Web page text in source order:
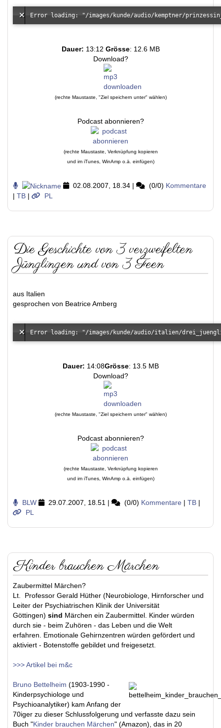
Dauer: 13:12 Grösse: 12.6 MB
Download?
(rechte Maustaste, "Ziel speichern unter" wählen)
Podcast abonnieren?
(rechte Maustaste, Verknüpfung kopieren
und im iTunes, WinAmp o.ä. einfügen)
02.08.2007, 18.34 | (0/0) Kommentare
| TB | PL
Die Geschichte von 3 verzweifelten
Jünglingen und von 3 Feen
aus Italien
gesprochen von Beatrice Amberg
Dauer: 14:08Grösse: 13.5 MB
Download?
(rechte Maustaste, "Ziel speichern unter" wählen)
Podcast abonnieren?
(rechte Maustaste, Verknüpfung kopieren
und im iTunes, WinAmp o.ä. einfügen)
BLW 29.07.2007, 18.51 | (0/0) Kommentare | TB |
PL
Kinder brauchen Märchen
Zaubermittel Märchen?
Lt. Professor Gerald Hüther (Neurobiologe, Hirnforscher und
Leiter der Psychiatrischen Klinik der Universität
Göttingen) sind Märchen ein Zaubermittel. Kinder würden
durch sie - beim Zuhören - das Leben und die Welt
erfahren. Emotionale Gehirnzentren würden gefördert und
aktiviert - Botenstoffe gebildet und freigesetzt.
>>> Artikel bei m&c
Bruno Bettelheim (1903-1990 -
Kinderpsychiologe und
Psychioanalytiker) kam Anfang der
70iger zu dieser Schlussfolgerung und verfasste dazu sein
Buch "Kinder brauchen Märchen" (Amazon), das in 20